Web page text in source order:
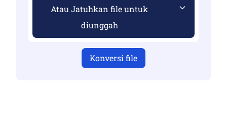
Atau Jatuhkan file untuk
diunggah
Konversi file